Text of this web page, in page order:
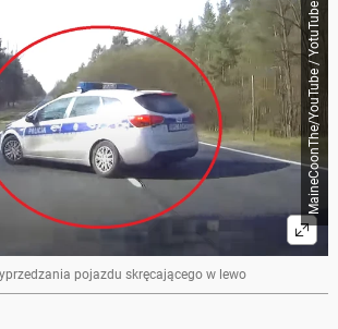
MaineCoonThe/YouTube / YotuTube
pojazdu skręcającego w lewo